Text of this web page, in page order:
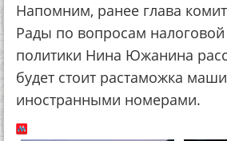
Напомним, ранее глава
Рады по вопросам
политики Нина Южанина
будет стоит растаможка
иностранными номерами.